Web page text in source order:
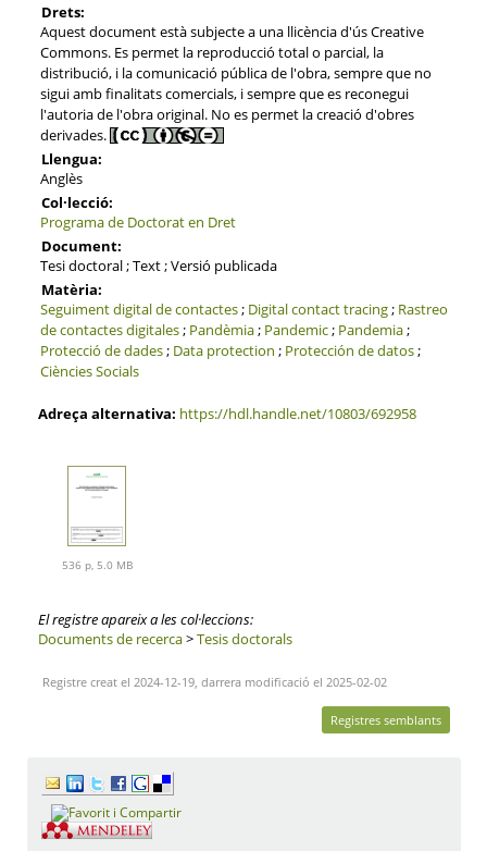
Drets:
Aquest document està subjecte a una llicència d'ús Creative
Commons. Es permet la reproducció total o parcial, la
distribució, i la comunicació pública de l'obra, sempre que no
sigui amb finalitats comercials, i sempre que es reconegui
l'autoria de l'obra original. No es permet la creació d'obres
derivades.
Llengua:
Anglès
Col·lecció:
Programa de Doctorat en Dret
Document:
Tesi doctoral ; Text ; Versió publicada
Matèria:
Seguiment digital de contactes; Digital contact tracing; Rastreo
de contactes digitales; Pandèmia; Pandemic; Pandemia;
Protecció de dades; Data protection ; Protección de datos;
Ciències Socials
Adreça alternativa: https://hdl.handle.net/10803/692958
536 p, 5.0 MB
El registre apareix a les col·leccions:
Documents de recerca>Tesis doctorals
Registre creat el 2024-12-19, darrera modificació el 2025-02-02
Registres semblants